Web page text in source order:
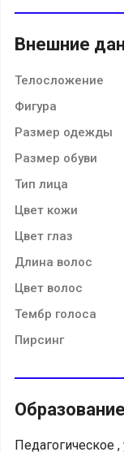
Внешние
Телосложение
Фигура
Размер одежды
Размер обуви
Тип лица
Цвет кожи
Цвет глаз
Длина волос
Цвет волос
Тембр голоса
Пирсинг
Образование
Педагогическое